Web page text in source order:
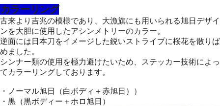
カラーリング
古来より吉兆の模様であり、大漁旗にも用いられる旭日デザイ
ンを大胆に使用したアシンメトリーのカラー。
逆面には日本刀をイメージした鋭いストライプに桜花を散りば
めました。
シンナー類の使用を極力避けたいため、ステッカー技術によっ
てカラーリングしております。
・ノーマル旭日（白ボディ＋赤旭日））
・黒（黒ボディー＋ホロ旭日）